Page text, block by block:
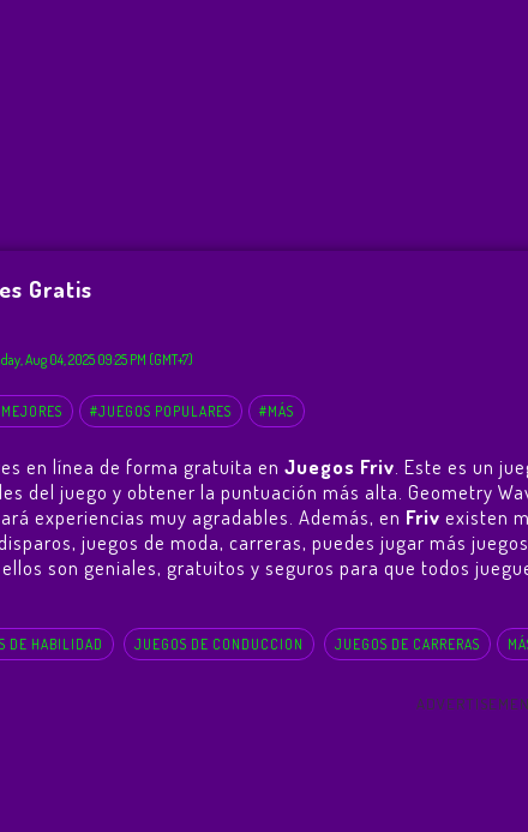
Gratis
Aug 04, 2025 09:25 PM (GMT+7)
#JUEGOS POPULARES #MÁS
en línea de forma gratuita en Juegos Friv. Este es un
del juego y obtener la puntuación más alta. Geometry
experiencias muy agradables. Además, en Friv existen
juegos de moda, carreras, puedes jugar más
ellos son geniales, gratuitos y seguros para que todos
DE HABILIDAD JUEGOS DE CONDUCCION JUEGOS DE CARRERAS